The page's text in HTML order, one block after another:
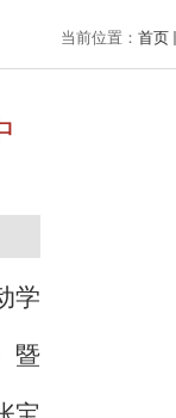
当前位置： 首页
学
暨